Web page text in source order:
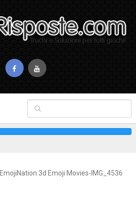
EmojiNation 3d Emoji Movies-IMG_4536